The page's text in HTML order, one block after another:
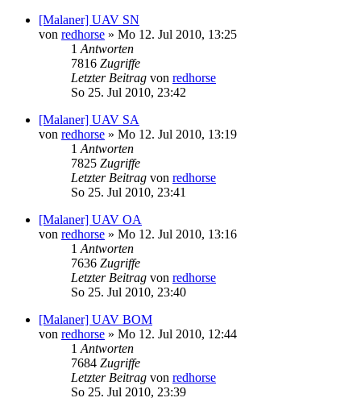
[Malaner] UAV SN
von redhorse » Mo 12. Jul 2010, 13:25
1 Antworten
7816 Zugriffe
Letzter Beitrag von redhorse
So 25. Jul 2010, 23:42
[Malaner] UAV SA
von redhorse » Mo 12. Jul 2010, 13:19
1 Antworten
7825 Zugriffe
Letzter Beitrag von redhorse
So 25. Jul 2010, 23:41
[Malaner] UAV OA
von redhorse » Mo 12. Jul 2010, 13:16
1 Antworten
7636 Zugriffe
Letzter Beitrag von redhorse
So 25. Jul 2010, 23:40
[Malaner] UAV BOM
von redhorse » Mo 12. Jul 2010, 12:44
1 Antworten
7684 Zugriffe
Letzter Beitrag von redhorse
So 25. Jul 2010, 23:39